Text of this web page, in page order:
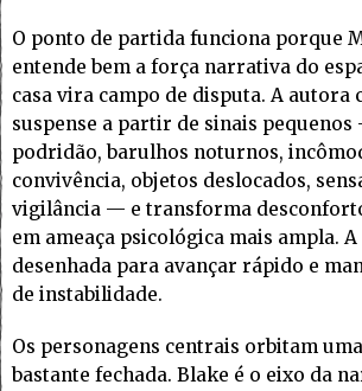
O ponto de partida funciona porque
entende bem a força narrativa do
casa vira campo de disputa. A autora
suspense a partir de sinais
podridão, barulhos noturnos,
convivência, objetos deslocados,
vigilância — e transforma
em ameaça psicológica mais ampla.
desenhada para avançar rápido e
de instabilidade.
Os personagens centrais orbitam
bastante fechada. Blake é o eixo da